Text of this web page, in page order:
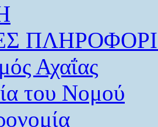
Αχαΐας
του Νομού